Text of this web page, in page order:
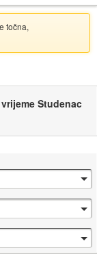
točna,
Studenac